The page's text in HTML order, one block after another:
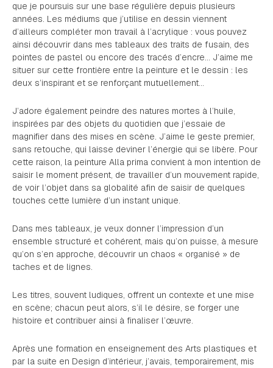
que je poursuis sur une base régulière depuis plusieurs
années. Les médiums que j’utilise en dessin viennent
d’ailleurs compléter mon travail à l’acrylique : vous pouvez
ainsi découvrir dans mes tableaux des traits de fusain, des
pointes de pastel ou encore des tracés d’encre… J’aime me
situer sur cette frontière entre la peinture et le dessin : les
deux s’inspirant et se renforçant mutuellement…
J’adore également peindre des natures mortes à l’huile,
inspirées par des objets du quotidien que j’essaie de
magnifier dans des mises en scène. J’aime le geste premier,
sans retouche, qui laisse deviner l’énergie qui se libère. Pour
cette raison, la peinture Alla prima convient à mon intention de
saisir le moment présent, de travailler d’un mouvement rapide,
de voir l’objet dans sa globalité afin de saisir de quelques
touches cette lumière d’un instant unique.
Dans mes tableaux, je veux donner l’impression d’un
ensemble structuré et cohérent, mais qu’on puisse, à mesure
qu’on s’en approche, découvrir un chaos « organisé » de
taches et de lignes.
Les titres, souvent ludiques, offrent un contexte et une mise
en scène; chacun peut alors, s’il le désire, se forger une
histoire et contribuer ainsi à finaliser l’œuvre.
Après une formation en enseignement des Arts plastiques et
par la suite en Design d’intérieur, j’avais, temporairement, mis